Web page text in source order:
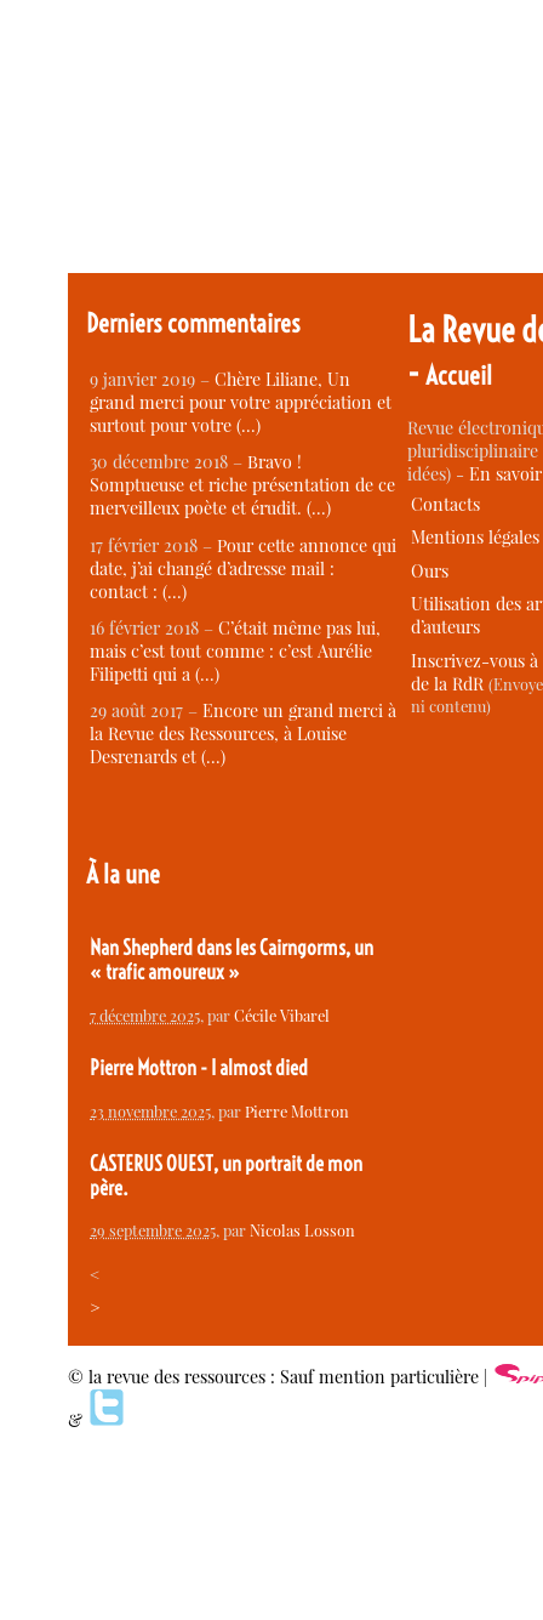
Derniers commentaires
9 janvier 2019 –Chère Liliane, Un
grand merci pour votre appréciation et
surtout pour votre (…)
30 décembre 2018 –Bravo !
Somptueuse et riche présentation de ce
merveilleux poète et érudit. (…)
17 février 2018 –Pour cette annonce qui
date, j’ai changé d’adresse mail :
contact : (…)
16 février 2018 –C’était même pas lui,
mais c’est tout comme : c’est Aurélie
Filipetti qui a (…)
29 août 2017 –Encore un grand merci à
la Revue des Ressources, à Louise
Desrenards et (…)
À la une
Nan Shepherd dans les Cairngorms, un
« trafic amoureux »
7 décembre 2025, parCécile Vibarel
Pierre Mottron - I almost died
23 novembre 2025, parPierre Mottron
CASTERUS OUEST, un portrait de mon
père.
29 septembre 2025, parNicolas Losson
<
>
La Revue
-Accueil
Revue
idées) -En
Contacts
Mentions légales
Ours
Utilisation des
d’auteurs
Inscrivez-vous
de la RdR
ni contenu)
© la revue des ressources : Sauf mention particulière |
&